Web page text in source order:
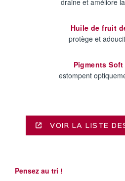
draine et améliore
Huile de fruit
protège et
Pigments
estompent
VOIR LA LISTE
Pensez au tri !